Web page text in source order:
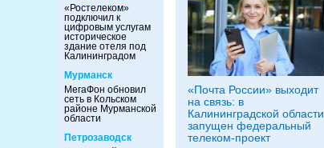
«Ростелеком»
подключил к
цифровым услугам
историческое
здание отеля под
Калининградом
Мурманск
МегаФон обновил
сеть в Кольском
районе Мурманской
области
Петрозаводск
«Почта России» выходит
на связь: в
Калининградской области
запущен федеральный
телеком-проект